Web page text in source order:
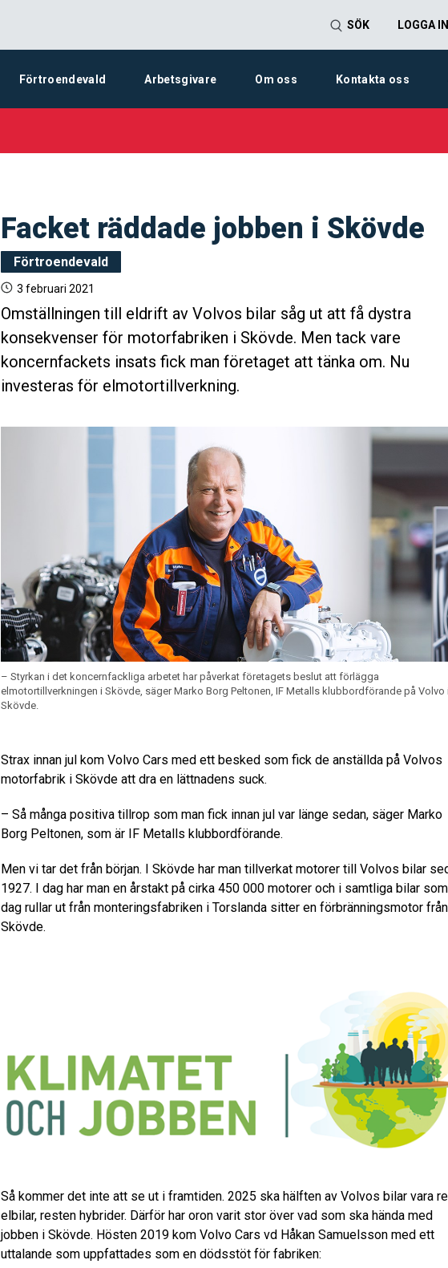
SÖK LOGGA IN
Förtroendevald Arbetsgivare Om oss Kontakta oss
Facket räddade jobben i Skövde
Förtroendevald
3 februari 2021
Omställningen till eldrift av Volvos bilar såg ut att få dystra
konsekvenser för motorfabriken i Skövde. Men tack vare
koncernfackets insats fick man företaget att tänka om. Nu
investeras för elmotortillverkning.
– Styrkan i det koncernfackliga arbetet har påverkat företagets beslut att förlägga
elmotortillverkningen i Skövde, säger Marko Borg Peltonen, IF Metalls klubbordförande på Volvo
Skövde.
Strax innan jul kom Volvo Cars med ett besked som fick de anställda på Volvos
motorfabrik i Skövde att dra en lättnadens suck.
– Så många positiva tillrop som man fick innan jul var länge sedan, säger Marko
Borg Peltonen, som är IF Metalls klubbordförande.
Men vi tar det från början. I Skövde har man tillverkat motorer till Volvos bilar
1927. I dag har man en årstakt på cirka 450 000 motorer och i samtliga bilar
dag rullar ut från monteringsfabriken i Torslanda sitter en förbränningsmotor från
Skövde.
Så kommer det inte att se ut i framtiden. 2025 ska hälften av Volvos bilar vara
elbilar, resten hybrider. Därför har oron varit stor över vad som ska hända med
jobben i Skövde. Hösten 2019 kom Volvo Cars vd Håkan Samuelsson med ett
uttalande som uppfattades som en dödsstöt för fabriken: